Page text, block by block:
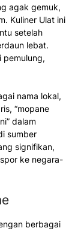
agak gemuk,
Kuliner Ulat ini
setelah
lebat.
pemulung,
nama lokal,
“mopane
dalam
sumber
signifikan,
ke negara-
berbagai